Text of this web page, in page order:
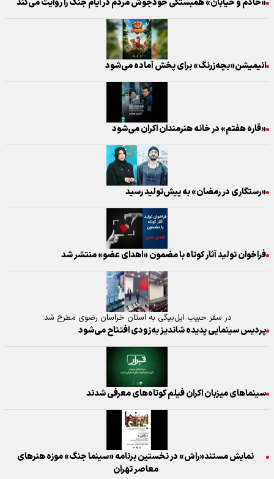
انیمیشن«بچه‌زرنگ» برای پخش آماده می‌شود
«قاره هفتم» در خانه هنرمندان اکران می‌شود
«رستگاری در رمضان» به پیش‌تولید رسید
فراخوان تولید آثار کوتاه با مضمون «اهدای عضو» منتشر شد
در سفر حبیب ایل‌بیگی به استان خراسان رضوی مطرح شد؛
پردیس سینمایی پدیده شاندیز به‌زودی افتتاح می‌شود
سینماهای میزبان اکران فیلم کوتاه‌های معرفی شدند
نمایش مستند«راش» در نخستین برنامه «سینما جنگ» موزه هنرهای
معاصر تهران